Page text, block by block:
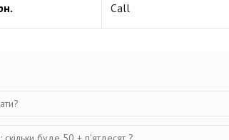
Call